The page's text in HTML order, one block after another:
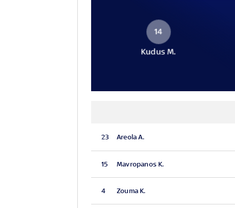
14
Kudus M.
23 Areola A.
15 Mavropanos K.
4 Zouma K.